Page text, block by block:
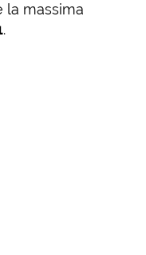
la massima
.